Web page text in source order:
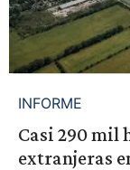
INFORME
Casi 290 mil
extranjeras